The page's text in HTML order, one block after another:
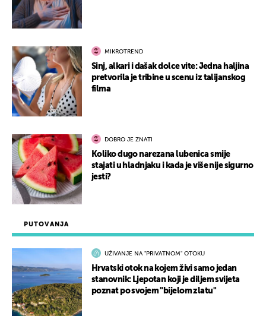
PUTOVANJA
UŽIVANJE NA "PRIVATNOM" OTOKU
Hrvatski otok na kojem živi samo jedan
stanovnik: Ljepotan koji je diljem svijeta
poznat po svojem "bijelom zlatu"
MIKROTREND
Sinj, alkari i dašak dolce vite: Jedna haljina
pretvorila je tribine u scenu iz talijanskog
filma
DOBRO JE ZNATI
Koliko dugo narezana lubenica smije
stajati u hladnjaku i kada je više nije sigurno
jesti?